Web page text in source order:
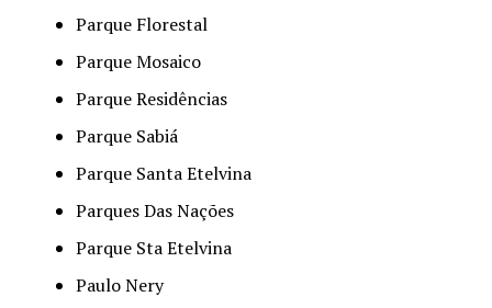
Parque Florestal
Parque Mosaico
Parque Residências
Parque Sabiá
Parque Santa Etelvina
Parques Das Nações
Parque Sta Etelvina
Paulo Nery